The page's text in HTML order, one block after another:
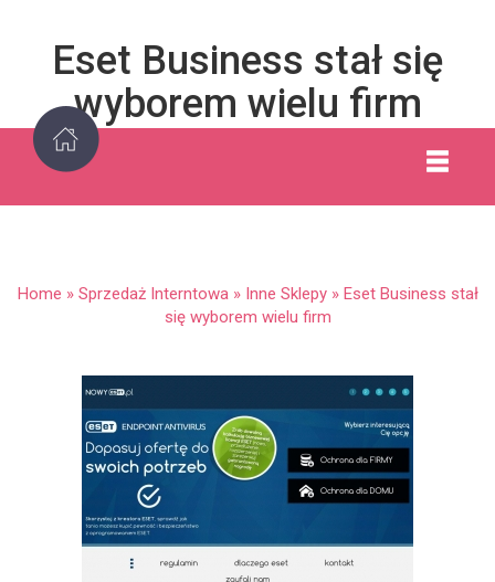
Eset Business stał się
wyborem wielu firm
Home » Sprzedaż Interntowa» Inne Sklepy» Eset Business stał
się wyborem wielu firm